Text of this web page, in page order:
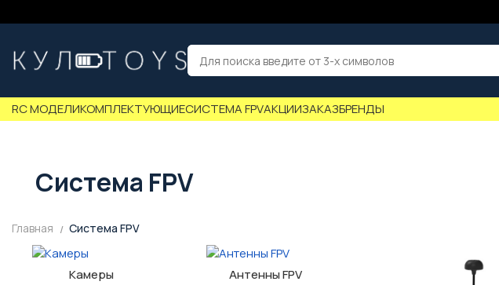
RC МОДЕЛИКОМПЛЕКТУЮЩИЕСИСТЕМА FPVАКЦИИЗАКАЗБРЕНДЫ
Система FPV
Главная Система FPV
Камеры Антенны FPV